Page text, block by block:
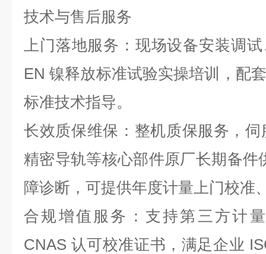
技术与售后服务
上门落地服务：现场设备安装调
EN镍释放标准试验实操培训，配
标准技术指导。
长效质保维保：整机质保服务，伺
精密导轨等核心部件原厂长期备件
障诊断，可提供年度计量上门校准
合规增值服务：支持第三方计
CNAS 认可校准证书，满足企业